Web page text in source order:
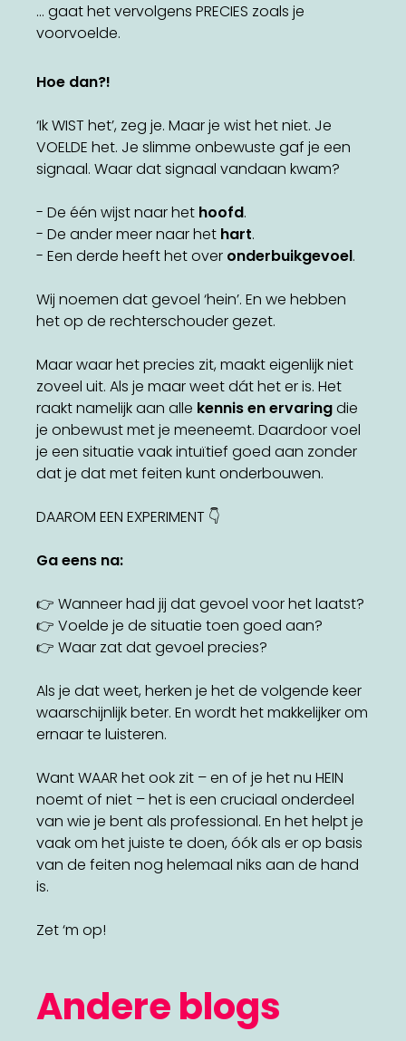
… gaat het vervolgens PRECIES zoals je
voorvoelde.
Hoe dan?!
‘Ik WIST het’, zeg je. Maar je wist het niet. Je
VOELDE het. Je slimme onbewuste gaf je een
signaal. Waar dat signaal vandaan kwam?
- De één wijst naar het hoofd.
- De ander meer naar het hart.
- Een derde heeft het over onderbuikgevoel.
Wij noemen dat gevoel ‘hein’. En we hebben
het op de rechterschouder gezet.
Maar waar het precies zit, maakt eigenlijk niet
zoveel uit. Als je maar weet dát het er is. Het
raakt namelijk aan alle kennis en ervaringdie
je onbewust met je meeneemt. Daardoor voel
je een situatie vaak intuïtief goed aan zonder
dat je dat met feiten kunt onderbouwen.
DAAROM EEN EXPERIMENT 👇
Ga eens na:
👉 Wanneer had jij dat gevoel voor het laatst?
👉 Voelde je de situatie toen goed aan?
👉 Waar zat dat gevoel precies?
Als je dat weet, herken je het de volgende keer
waarschijnlijk beter. En wordt het makkelijker om
ernaar te luisteren.
Want WAAR het ook zit – en of je het nu HEIN
noemt of niet – het is een cruciaal onderdeel
van wie je bent als professional. En het helpt je
vaak om het juiste te doen, óók als er op basis
van de feiten nog helemaal niks aan de hand
is.
Zet ‘m op!
Andere blogs